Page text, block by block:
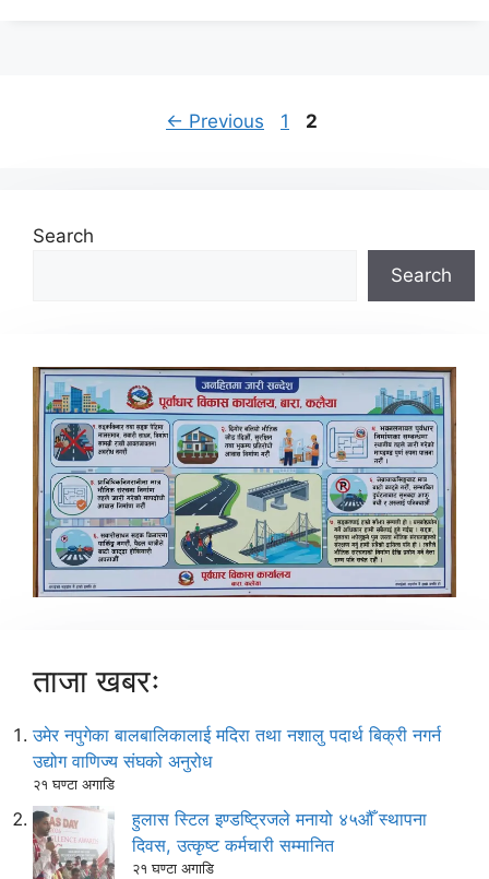
← Previous Page
1 Page
2
Search
Search
ताजा खबरः
उमेर नपुगेका बालबालिकालाई मदिरा तथा नशालु पदार्थ बिक्री नगर्न
उद्योग वाणिज्य संघको अनुरोध
२१ घण्टा अगाडि
हुलास स्टिल इण्डष्ट्रिजले मनायो ४५औँ स्थापना
दिवस, उत्कृष्ट कर्मचारी सम्मानित
२१ घण्टा अगाडि